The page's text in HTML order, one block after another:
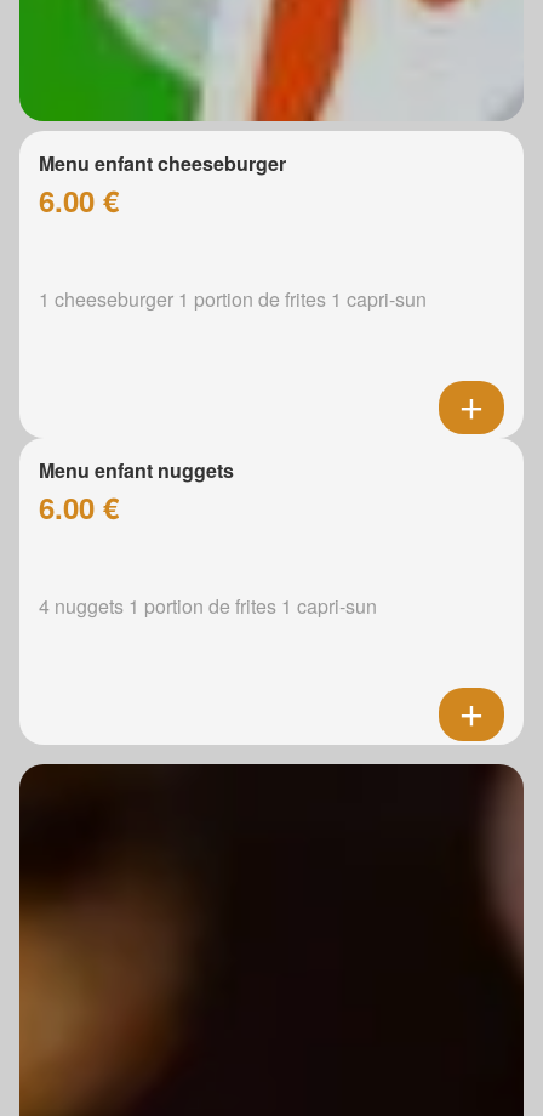
Menu enfant cheeseburger
6.00 €
1 cheeseburger 1 portion de frites 1 capri-sun
Menu enfant nuggets
6.00 €
4 nuggets 1 portion de frites 1 capri-sun